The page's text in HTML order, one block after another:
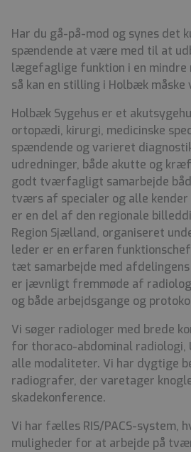
Har du gå-på-mod og synes det
spændende at være med til at
lægefaglige funktion i en mindre
så kan en stilling i Holbæk
Holbæk Sygehus er et
ortopædi, kirurgi, medicinske
spændende og varieret
udredninger, både akutte og
godt tværfagligt samarbejde
tværs af specialer og alle
er en del af den regionale
Region Sjælland, organiseret
leder er en erfaren
tæt samarbejde med
er jævnligt fremmøde af
og både arbejdsgange og
Vi søger radiologer med brede
for thoraco-abdominal radiologi,
alle modaliteter. Vi har dygtige
radiografer, der varetager
skadekonference.
Vi har fælles RIS/PACS-system,
muligheder for at arbejde på